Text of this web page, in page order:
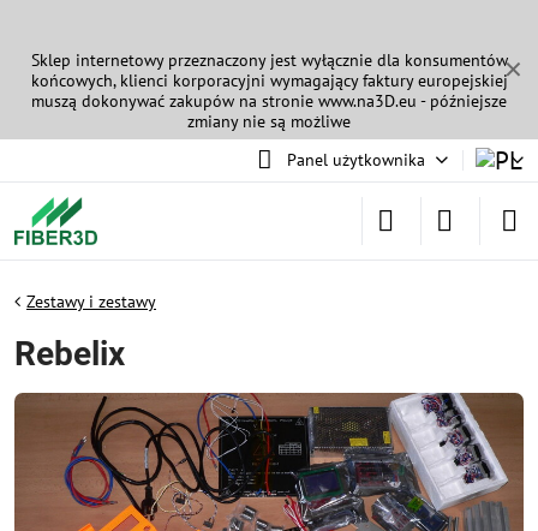
✕
Sklep internetowy przeznaczony jest wyłącznie dla konsumentów
końcowych, klienci korporacyjni wymagający faktury europejskiej
muszą dokonywać zakupów na stronie www.na3D.eu - późniejsze
zmiany nie są możliwe
Panel użytkownika
Zestawy i zestawy
Rebelix